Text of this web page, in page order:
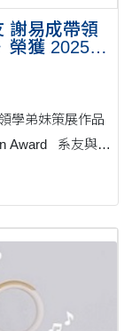
謝易成帶領
榮獲 2025
學弟妹策展作品
系友與學
登上國際設計